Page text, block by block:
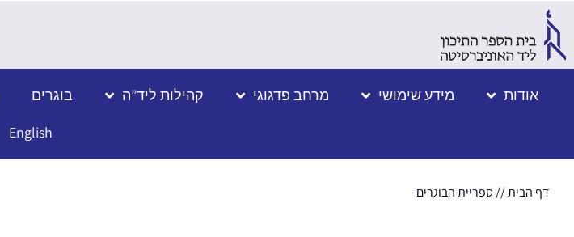
אודות מידע שימושי מרחב פדגוגי קהילות ליד”ה בוגרים
English
דף הבית//ספריית הבוגרים